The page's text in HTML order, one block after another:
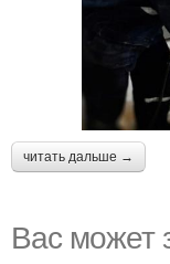
читать дальше →
Вас может